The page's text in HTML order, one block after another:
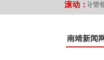
滚动：
县领导为分管领域
南靖新闻网